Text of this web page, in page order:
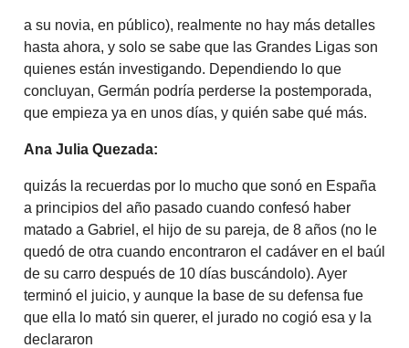
a su novia, en público), realmente no hay más detalles
hasta ahora, y solo se sabe que las Grandes Ligas son
quienes están investigando. Dependiendo lo que
concluyan, Germán podría perderse la postemporada,
que empieza ya en unos días, y quién sabe qué más.
Ana Julia Quezada:
quizás la recuerdas por lo mucho que sonó en España
a principios del año pasado cuando confesó haber
matado a Gabriel, el hijo de su pareja, de 8 años (no le
quedó de otra cuando encontraron el cadáver en el baúl
de su carro después de 10 días buscándolo). Ayer
terminó el juicio, y aunque la base de su defensa fue
que ella lo mató sin querer, el jurado no cogió esa y la
declararon